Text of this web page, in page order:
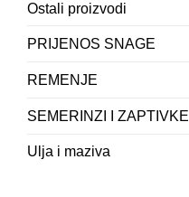
Ostali proizvodi
PRIJENOS SNAGE
REMENJE
SEMERINZI I ZAPTIVKE
Ulja i maziva